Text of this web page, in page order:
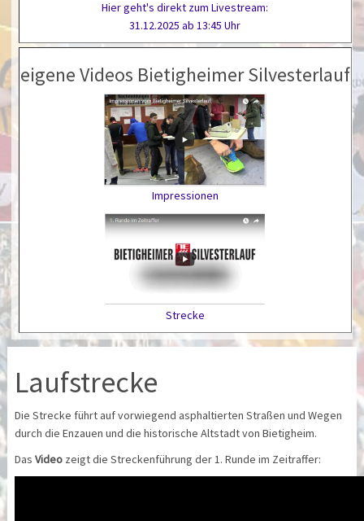
Hier geht's direkt zum Livestream:
31.12.2025 ab 13:45 Uhr
eigene Videos Bietigheimer Silvesterlauf
Impressionen
Strecke
Laufstrecke
Die Strecke führt auf vorwiegend asphaltierten Straßen und Wegen
durch die Enzauen und die historische Altstadt von Bietigheim.
DasVideo zeigt die Streckenführung der 1. Runde im Zeitraffer: